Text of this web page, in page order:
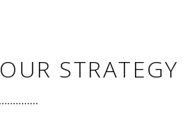
OUR STRATEGY